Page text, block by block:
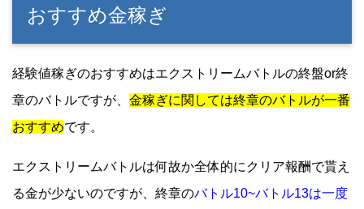
おすすめ金稼ぎ
経験値稼ぎのおすすめはエクストリームバトルの終盤or終
章のバトルですが、 金稼ぎに関しては終章のバトルが一番
おすすめです。
エクストリームバトルは何故か全体的にクリア報酬で貰え
る金が少ないのですが、終章のバトル10~バトル13は一度